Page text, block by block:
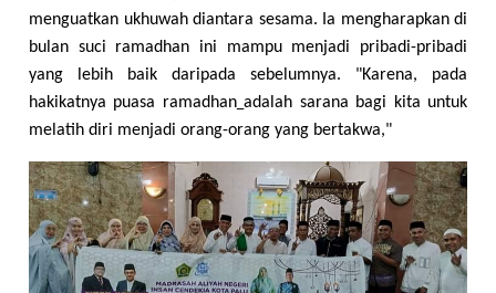
menguatkan ukhuwah diantara sesama. Ia mengharapkan di
bulan suci ramadhan ini mampu menjadi pribadi-pribadi
yang lebih baik daripada sebelumnya. "Karena, pada
hakikatnya puasa ramadhan adalah sarana bagi kita untuk
melatih diri menjadi orang-orang yang bertakwa,"